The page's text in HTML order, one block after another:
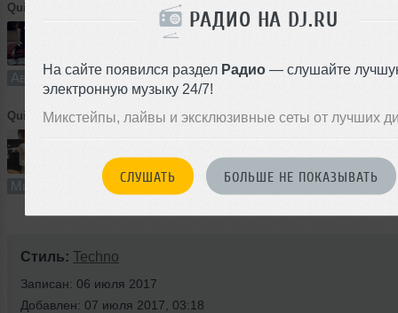
РАДИО НА DJ.RU
На сайте появился раздел Радио — слушайте
электронную музыку 24/7!
Микстейпы, лайвы и эксклюзивные сеты от лучших
СЛУШАТЬ БОЛЬШЕ НЕ ПОКАЗЫВАТЬ
Quincy Ortiz
Авторский трек В плейлист (в 2 плейлистах)
Quincy Ortiz ➝Deep Mind Podcast Live on Cross Channel Radio
61:25 5 141 MB,
Микс В плейлист (в 1 плейлисте)
Стиль: Techno
Записан: 06 июля 2017
Добавлен: 07 июля 2017, 03:18